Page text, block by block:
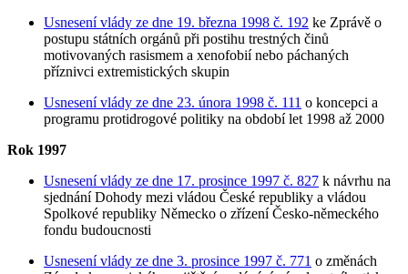
Usnesení vlády ze dne 19. března 1998 č. 192 ke Zprávě o
postupu státních orgánů při postihu trestných činů
motivovaných rasismem a xenofobií nebo páchaných
příznivci extremistických skupin
Usnesení vlády ze dne 23. února 1998 č. 111 o koncepci a
programu protidrogové politiky na období let 1998 až 2000
Rok 1997
Usnesení vlády ze dne 17. prosince 1997 č. 827 k návrhu na
sjednání Dohody mezi vládou České republiky a vládou
Spolkové republiky Německo o zřízení Česko-německého
fondu budoucnosti
Usnesení vlády ze dne 3. prosince 1997 č. 771 o změnách